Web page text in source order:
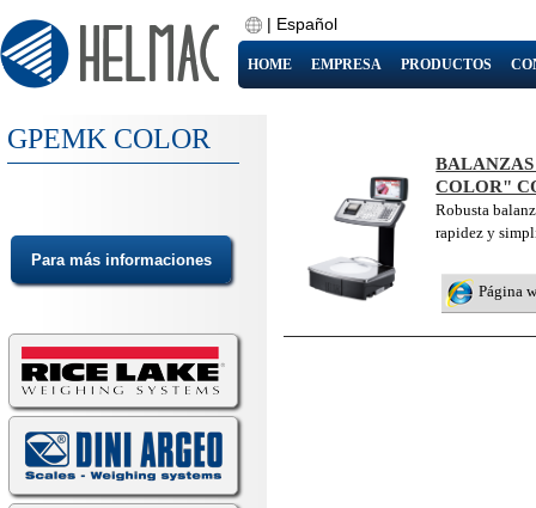
| Español
HOME EMPRESA PRODUCTOS
GPEMK COLOR
COLOR"
Robusta
rapidez y
Página